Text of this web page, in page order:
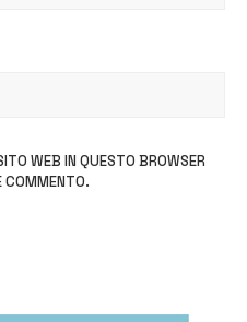
WEB IN QUESTO BROWSER
COMMENTO.